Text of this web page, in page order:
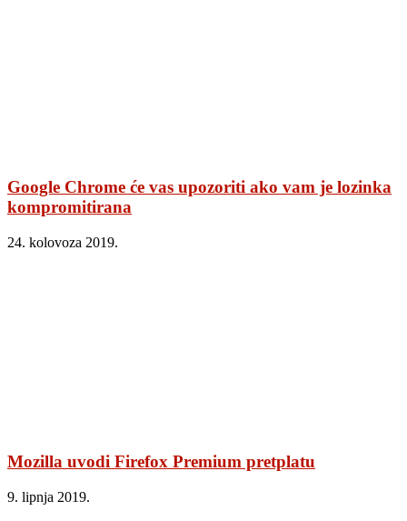
Google Chrome će vas upozoriti ako vam je lozinka
kompromitirana
24. kolovoza 2019.
Mozilla uvodi Firefox Premium pretplatu
9. lipnja 2019.